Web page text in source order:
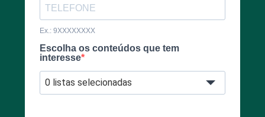
Ex.: 9XXXXXXXX
Escolha os conteúdos que tem
interesse
0 listas selecionadas